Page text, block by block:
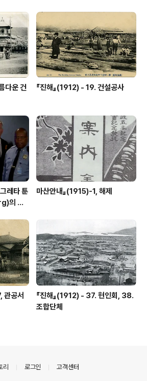
다운 건
『진해』(1912) - 19. 건설공사
레타 툰
의 외
마산안내』(1915)-1, 해제
관공서
『진해』(1912) - 37. 현인회, 38.
조합단체
리 로그인 고객센터